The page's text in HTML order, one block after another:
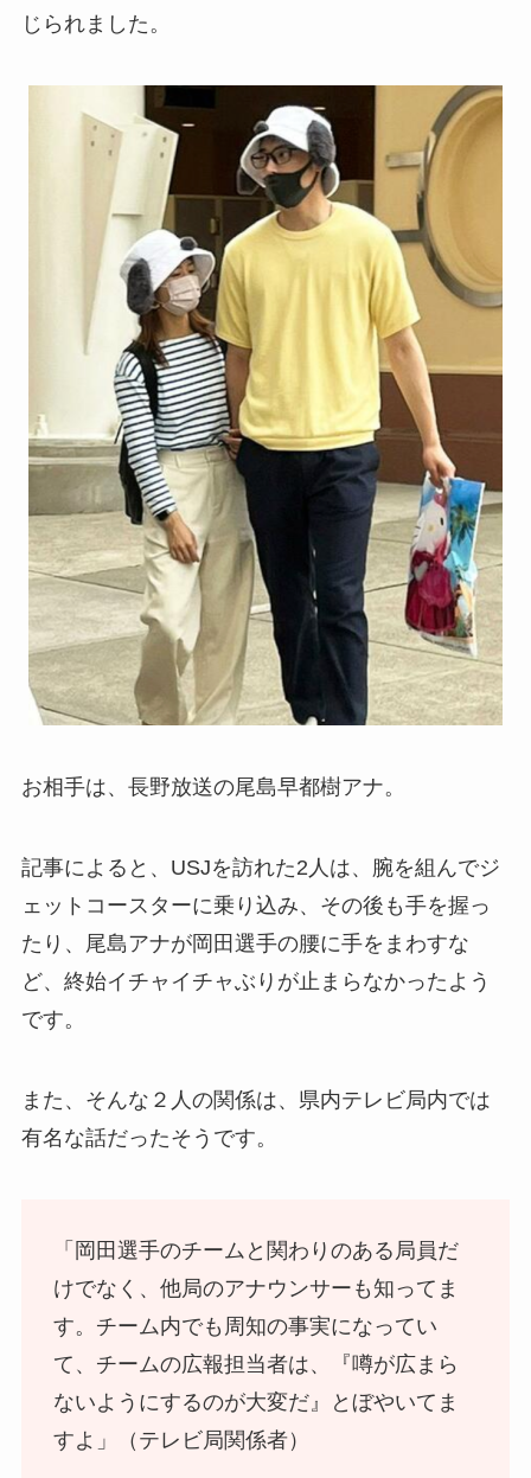
じられました。
お相手は、長野放送の尾島早都樹アナ。
記事によると、USJを訪れた2人は、腕を組んでジ
ェットコースターに乗り込み、その後も手を握っ
たり、尾島アナが岡田選手の腰に手をまわすな
ど、終始イチャイチャぶりが止まらなかったよう
です。
また、そんな２人の関係は、県内テレビ局内では
有名な話だったそうです。
「岡田選手のチームと関わりのある局員だ
けでなく、他局のアナウンサーも知ってま
す。チーム内でも周知の事実になってい
て、チームの広報担当者は、『噂が広まら
ないようにするのが大変だ』とぼやいてま
すよ」（テレビ局関係者）